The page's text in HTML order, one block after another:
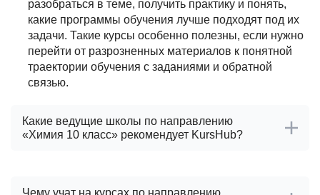
разобраться в теме, получить практику и понять,
какие программы обучения лучше подходят под их
задачи. Такие курсы особенно полезны, если нужно
перейти от разрозненных материалов к понятной
траектории обучения с заданиями и обратной
связью.
Какие ведущие школы по направлению
«Химия 10 класс» рекомендует KursHub?
класс» KursHub выделяет ведущие проверенные
Чему учат на курсах по направлению